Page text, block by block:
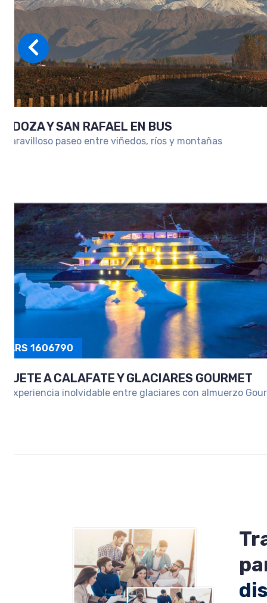
SKI EN USHUAIA
Ski en Ushuaia: viví la nieve en el fin del mundo
Desde ARS 1036720
ESCAPADA A SAN MARTIN DE LOS
Un viaje ideal para desconectar y disfrutar la